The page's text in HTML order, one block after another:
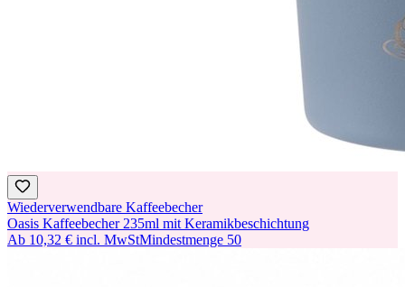
Wiederverwendbare Kaffeebecher
Oasis Kaffeebecher 235ml mit Keramikbeschichtung
Ab 10,32 € incl. MwStMindestmenge 50